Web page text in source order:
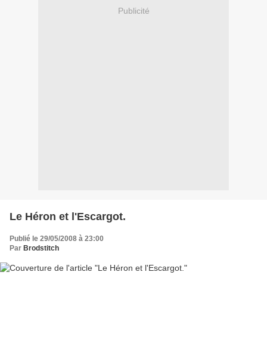
Publicité
Le Héron et l'Escargot.
Publié le 29/05/2008 à 23:00
Par Brodstitch